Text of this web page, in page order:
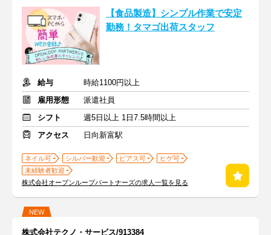
【食品製造】シンプル作業で安定
勤務！タマゴ出荷スタッフ
給与
時給1100円以上
雇用形態
派遣社員
シフト
週5日以上 1日7.5時間以上
アクセス
日向新富駅
ネイル可 シルバー歓迎 ピアス可
ヒゲ可
未経験者歓迎
株式会社オープンループパートナーズの求人一覧を見る
NEW
株式会社テクノ・サービス/913384